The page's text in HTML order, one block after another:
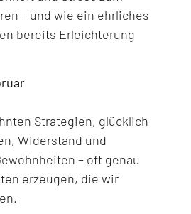
– und wie ein ehrliches
bereits Erleichterung
Strategien, glücklich
Widerstand und
– oft genau
erzeugen, die wir